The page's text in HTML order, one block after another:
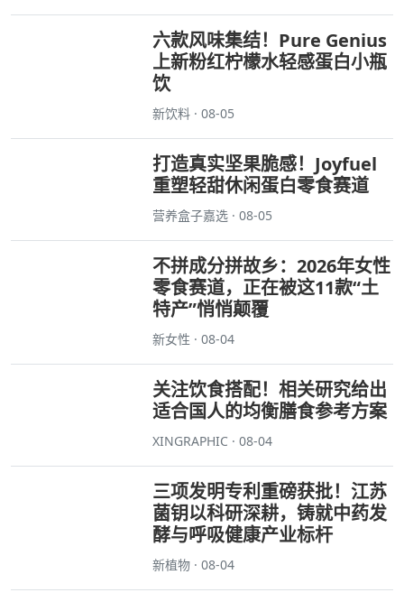
六款风味集结！Pure Genius
上新粉红柠檬水轻感蛋白小瓶
饮
新饮料 · 08-05
打造真实坚果脆感！Joyfuel
重塑轻甜休闲蛋白零食赛道
营养盒子嘉选 · 08-05
不拼成分拼故乡：2026年女性
零食赛道，正在被这11款“土
特产”悄悄颠覆
新女性 · 08-04
关注饮食搭配！相关研究给出
适合国人的均衡膳食参考方案
XINGRAPHIC · 08-04
三项发明专利重磅获批！江苏
菌钥以科研深耕，铸就中药发
酵与呼吸健康产业标杆
新植物 · 08-04